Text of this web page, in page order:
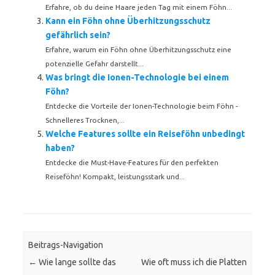
Erfahre, ob du deine Haare jeden Tag mit einem Föhn...
Kann ein Föhn ohne Überhitzungsschutz
gefährlich sein?
Erfahre, warum ein Föhn ohne Überhitzungsschutz eine
potenzielle Gefahr darstellt...
Was bringt die Ionen-Technologie bei einem
Föhn?
Entdecke die Vorteile der Ionen-Technologie beim Föhn -
Schnelleres Trocknen,...
Welche Features sollte ein Reiseföhn unbedingt
haben?
Entdecke die Must-Have-Features für den perfekten
Reiseföhn! Kompakt, leistungsstark und...
Beitrags-Navigation
← Wie lange sollte das
Wie oft muss ich die Platten